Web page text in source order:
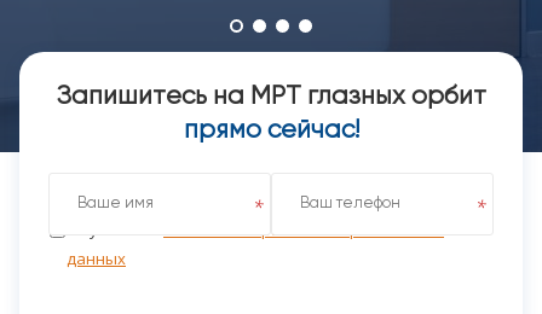
Запишитесь на МРТ глазных орбит
прямо сейчас!
Я даю согласие на обработку персональных данных
Политики обработки персональных
данных